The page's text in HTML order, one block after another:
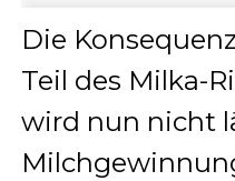
Die
Teil des Milka-
wird nun nicht